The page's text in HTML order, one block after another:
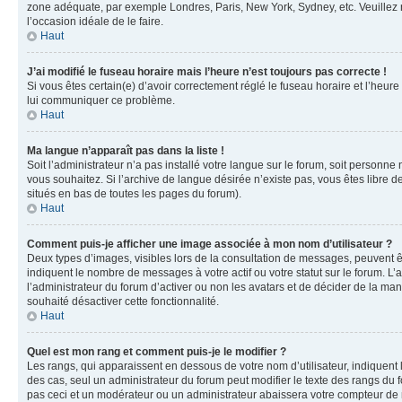
zone adéquate, par exemple Londres, Paris, New York, Sydney, etc.
l’occasion idéale de le faire.
Haut
J’ai modifié le fuseau horaire mais l’heure n’est toujours pas correcte !
Si vous êtes certain(e) d’avoir correctement réglé le fuseau horaire et
lui communiquer ce problème.
Haut
Ma langue n’apparaît pas dans la liste !
Soit l’administrateur n’a pas installé votre langue sur le forum, soit
vous souhaitez. Si l’archive de langue désirée n’existe pas, vous êtes
situés en bas de toutes les pages du forum).
Haut
Comment puis-je afficher une image associée à mon nom d’utilisateur ?
Deux types d’images, visibles lors de la consultation de messages,
indiquent le nombre de messages à votre actif ou votre statut sur le forum.
l’administrateur du forum d’activer ou non les avatars et de décider de la
souhaité désactiver cette fonctionnalité.
Haut
Quel est mon rang et comment puis-je le modifier ?
Les rangs, qui apparaissent en dessous de votre nom d’utilisateur,
des cas, seul un administrateur du forum peut modifier le texte des rangs
pas ceci et un modérateur ou un administrateur abaissera votre compteur de